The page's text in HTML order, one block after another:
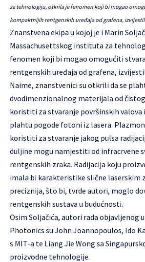
za tehnologiju, otkrila je fenomen koji bi mogao
kompaktnijih rentgenskih uređaja od grafena, izvijestili
Znanstvena ekipa u kojoj je i Marin
Massachusettskog instituta za
fenomen koji bi mogao omogućiti
rentgenskih uređaja od grafena,
Naime, znanstvenici su otkrili da se
dvodimenzionalnog materijala od
koristiti za stvaranje površinskih valova
plahtu pogode fotoni iz lasera.
koristiti za stvaranje jakog pulsa
duljine mogu namjestiti od infracrvene
rentgenskih zraka. Radijacija koju
imala bi karakteristike slične laserskim
preciznija, što bi, tvrde autori, moglo
rentgenskih sustava u budućnosti.
Osim Soljačića, autori rada objavljenog
Photonics su John Joannopoulos, Ido
s MIT-a te Liang Jie Wong sa
proizvodne tehnologije.